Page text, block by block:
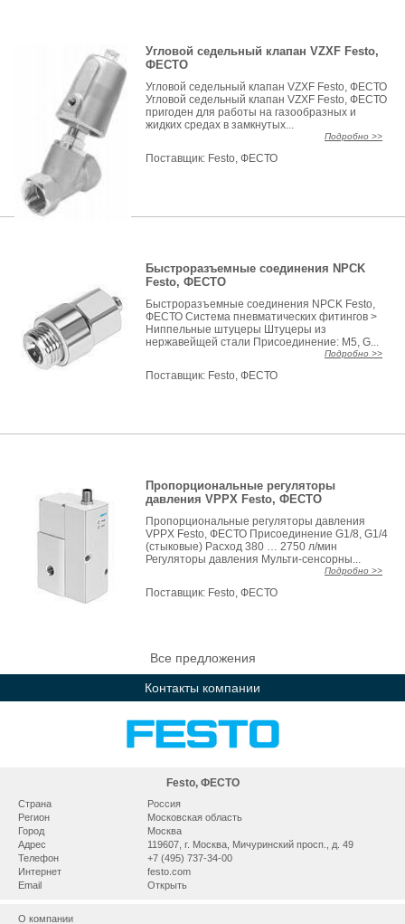
Угловой седельный клапан VZXF Festo,
ФЕСТО
Угловой седельный клапан VZXF Festo, ФЕСТО
Угловой седельный клапан VZXF Festo, ФЕСТО
пригоден для работы на газообразных и
жидких средах в замкнутых...
Подробно >>
Поставщик: Festo, ФЕСТО
Быстроразъемные соединения NPCK
Festo, ФЕСТО
Быстроразъемные соединения NPCK Festo,
ФЕСТО Система пневматических фитингов >
Ниппельные штуцеры Штуцеры из
нержавейщей стали Присоединение: M5, G...
Подробно >>
Поставщик: Festo, ФЕСТО
Пропорциональные регуляторы
давления VPPX Festo, ФЕСТО
Пропорциональные регуляторы давления
VPPX Festo, ФЕСТО Присоединение G1/8, G1/4
(стыковые) Расход 380 … 2750 л/мин
Регуляторы давления Мульти-сенсорны...
Подробно >>
Поставщик: Festo, ФЕСТО
Все предложения
Контакты компании
Festo, ФЕСТО
Страна
Россия
Регион
Московская область
Город
Москва
Адрес
119607, г. Москва, Мичуринский просп., д. 49
Телефон
+7 (495) 737-34-00
Интернет
festo.com
Email
Открыть
О компании